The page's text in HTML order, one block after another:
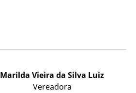
Marilda Vieira da Silva Luiz
Vereadora